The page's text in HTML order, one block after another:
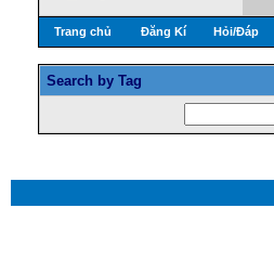
Trang chủ Đăng Kí Hỏi/Ðáp
Search by Tag